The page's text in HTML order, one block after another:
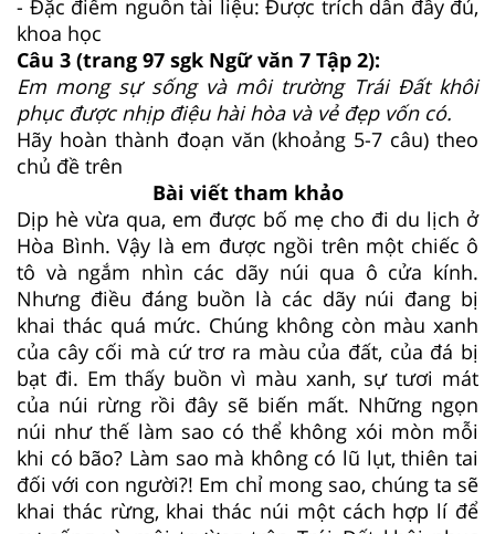
- Đặc điểm nguồn tài liệu: Được trích dẫn đầy đủ,
khoa học
Câu 3 (trang 97 sgk Ngữ văn 7 Tập 2):
Em mong sự sống và môi trường Trái Đất khôi
phục được nhịp điệu hài hòa và vẻ đẹp vốn có.
Hãy hoàn thành đoạn văn (khoảng 5-7 câu) theo
chủ đề trên
Bài viết tham khảo
Dịp hè vừa qua, em được bố mẹ cho đi du lịch ở
Hòa Bình. Vậy là em được ngồi trên một chiếc ô
tô và ngắm nhìn các dãy núi qua ô cửa kính.
Nhưng điều đáng buồn là các dãy núi đang bị
khai thác quá mức. Chúng không còn màu xanh
của cây cối mà cứ trơ ra màu của đất, của đá bị
bạt đi. Em thấy buồn vì màu xanh, sự tươi mát
của núi rừng rồi đây sẽ biến mất. Những ngọn
núi như thế làm sao có thể không xói mòn mỗi
khi có bão? Làm sao mà không có lũ lụt, thiên tai
đối với con người?! Em chỉ mong sao, chúng ta sẽ
khai thác rừng, khai thác núi một cách hợp lí để